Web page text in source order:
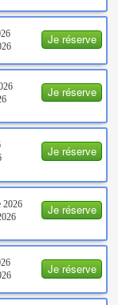
Je réserve
Je réserve
Je réserve
Je réserve
2026
Je réserve